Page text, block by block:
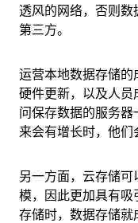
透风的网络，否则
第三方。
运营本地数据存储
硬件更新，以及人
问保存数据的服务
来会有增长时，他们
另一方面，云存储
模，因此更加具有
存储时，数据存储